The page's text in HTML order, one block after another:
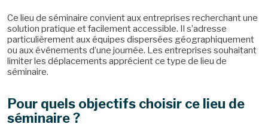
Ce lieu de séminaire convient aux entreprises recherchant une
solution pratique et facilement accessible. Il s’adresse
particulièrement aux équipes dispersées géographiquement
ou aux événements d’une journée. Les entreprises souhaitant
limiter les déplacements apprécient ce type de lieu de
séminaire.
Pour quels objectifs choisir ce lieu de
séminaire ?